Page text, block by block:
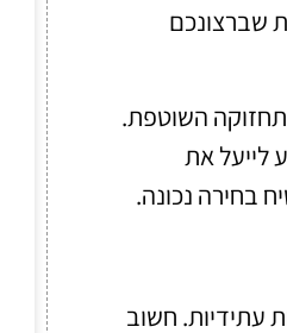
שברצונכם
השוטפת.
לייעל את
בחירה נכונה.
עתידיות. חשוב